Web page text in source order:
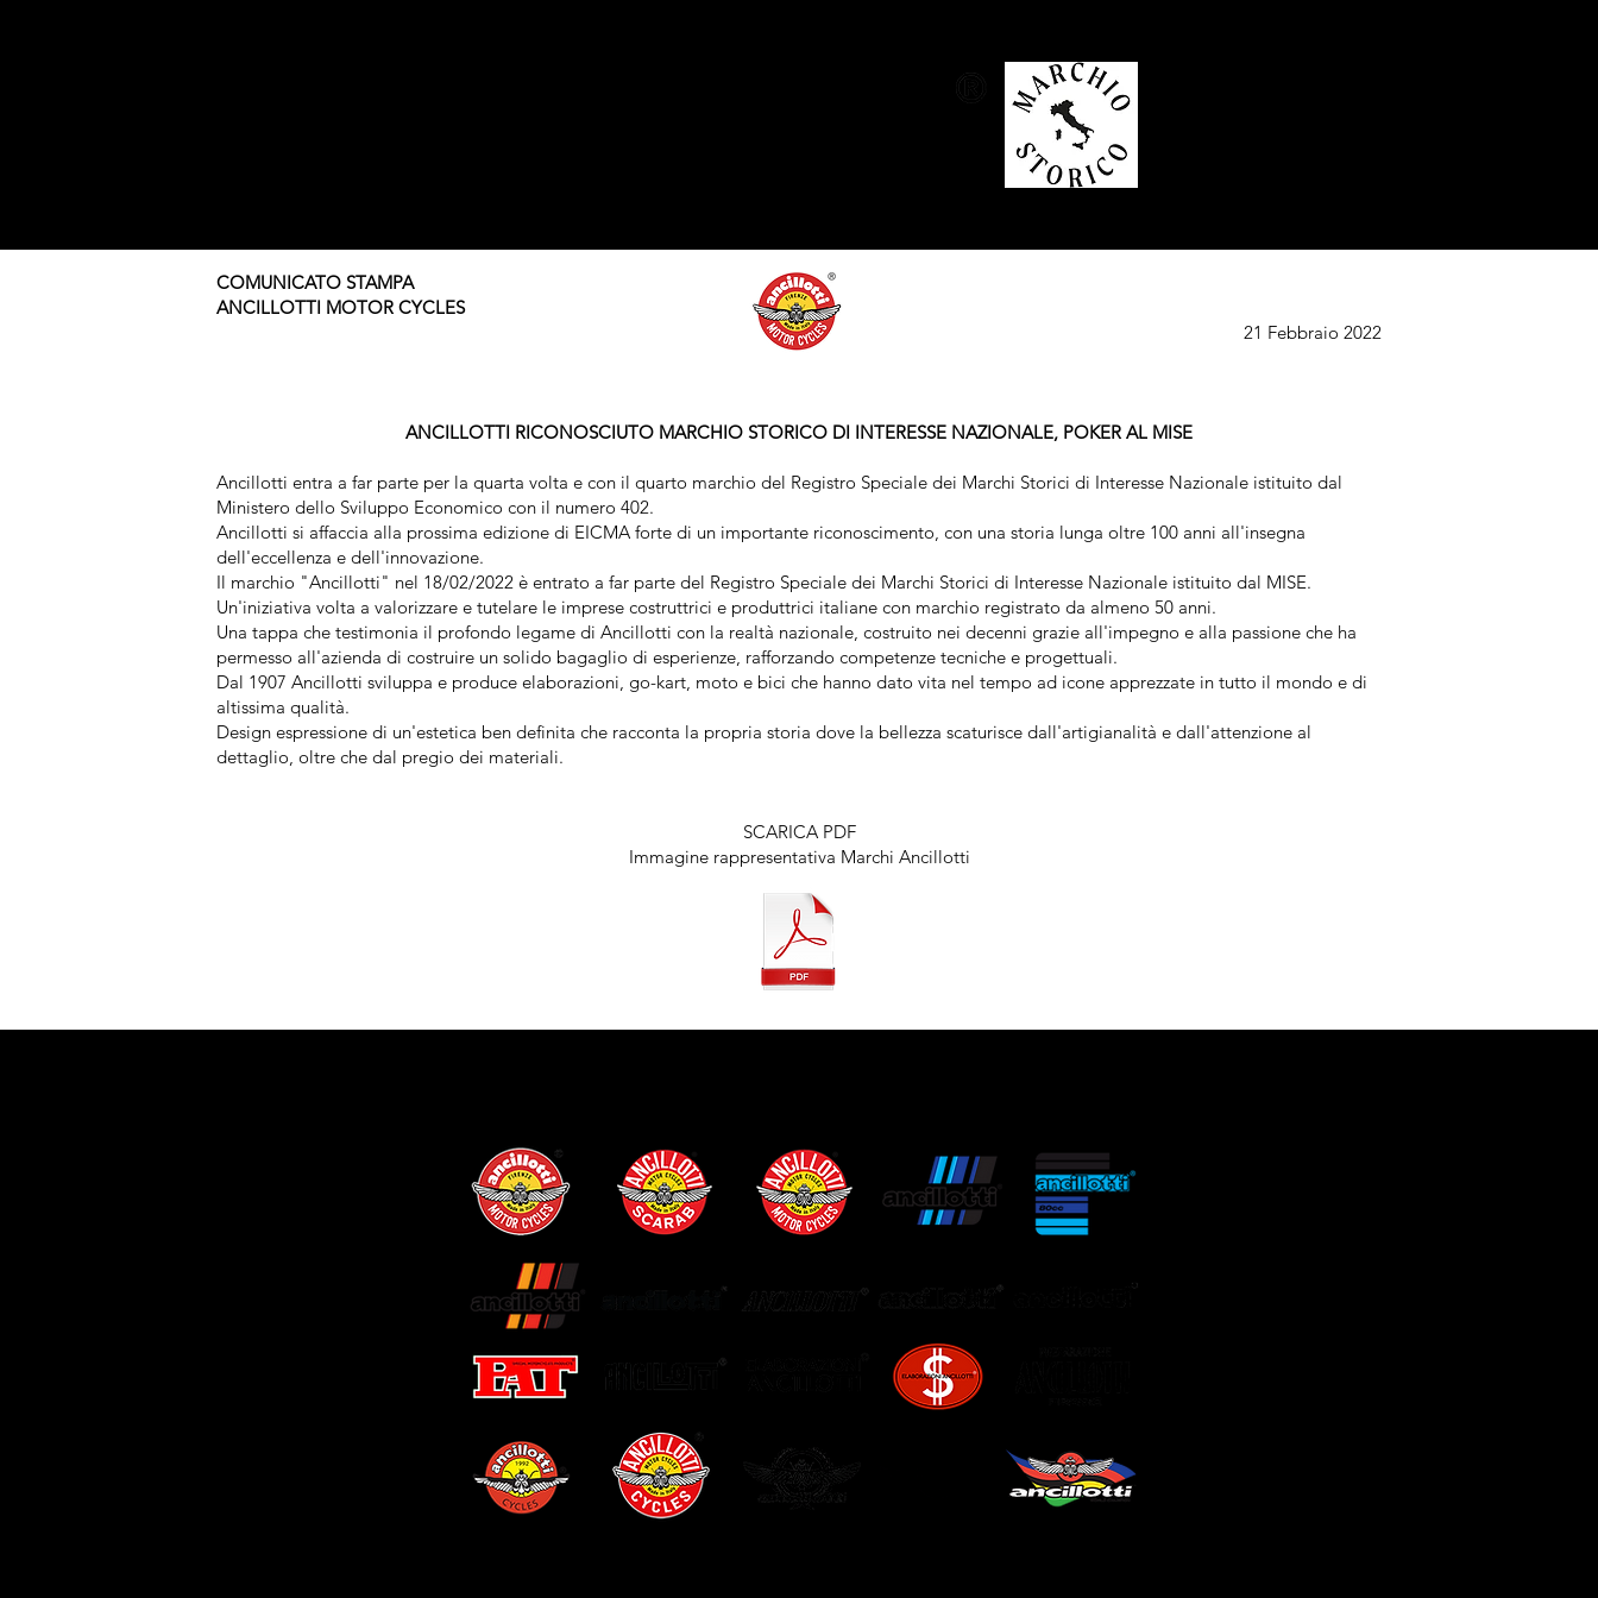
COMUNICATO STAMPA
ANCILLOTTI MOTOR CYCLES
21 Febbraio 2022
ANCILLOTTI RICONOSCIUTO MARCHIO STORICO DI INTERESSE NAZIONALE, POKER AL MISE
Ancillotti entra a far parte per la quarta volta e con il quarto marchio del Registro Speciale dei Marchi Storici di Interesse Nazionale istituito dal
Ministero dello Sviluppo Economico con il numero 402.
Ancillotti si affaccia alla prossima edizione di EICMA forte di un importante riconoscimento, con una storia lunga oltre 100 anni all'insegna
dell'eccellenza e dell'innovazione.
Il marchio "Ancillotti" nel 18/02/2022 è entrato a far parte del Registro Speciale dei Marchi Storici di Interesse Nazionale istituito dal MISE.
Un'iniziativa volta a valorizzare e tutelare le imprese costruttrici e produttrici italiane con marchio registrato da almeno 50 anni.
Una tappa che testimonia il profondo legame di Ancillotti con la realtà nazionale, costruito nei decenni grazie all'impegno e alla passione che ha
permesso all'azienda di costruire un solido bagaglio di esperienze, rafforzando competenze tecniche e progettuali.
Dal 1907 Ancillotti sviluppa e produce elaborazioni, go-kart, moto e bici che hanno dato vita nel tempo ad icone apprezzate in tutto il mondo e di
altissima qualità.
Design espressione di un'estetica ben definita che racconta la propria storia dove la bellezza scaturisce dall'artigianalità e dall'attenzione al
dettaglio, oltre che dal pregio dei materiali.
SCARICA PDF
Immagine rappresentativa Marchi Ancillotti